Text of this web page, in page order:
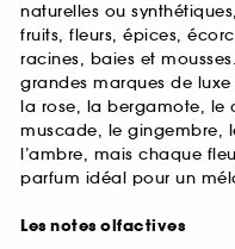
naturelles ou
fruits, fleurs, épices,
racines, baies et
grandes marques de
la rose, la bergamote, le
muscade, le gingembre,
l’ambre, mais chaque
parfum idéal pour un
Les notes olfactives